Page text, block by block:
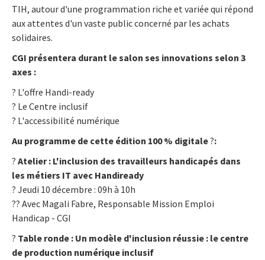
TIH, autour d'une programmation riche et variée qui répond
aux attentes d'un vaste public concerné par les achats
solidaires.
CGI présentera durant le salon ses innovations selon 3
axes :
? L'offre Handi-ready
? Le Centre inclusif
? L'accessibilité numérique
Au programme de cette édition 100 % digitale?:
? Atelier : L'inclusion des travailleurs handicapés dans
les métiers IT avec Handiready
? Jeudi 10 décembre : 09h à 10h
?‍? Avec Magali Fabre, Responsable Mission Emploi
Handicap - CGI
? Table ronde : Un modèle d'inclusion réussie : le centre
de production numérique inclusif